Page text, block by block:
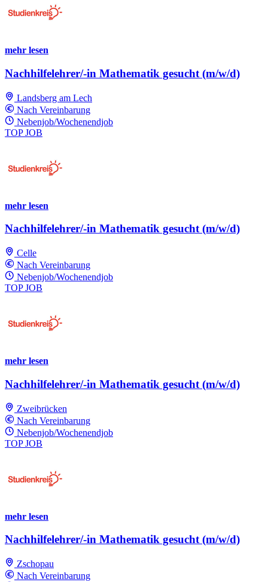
mehr lesen
Nachhilfelehrer/-in Mathematik gesucht (m/w/d)
Landsberg am Lech
Nach Vereinbarung
Nebenjob/Wochenendjob
TOP JOB
mehr lesen
Nachhilfelehrer/-in Mathematik gesucht (m/w/d)
Celle
Nach Vereinbarung
Nebenjob/Wochenendjob
TOP JOB
mehr lesen
Nachhilfelehrer/-in Mathematik gesucht (m/w/d)
Zweibrücken
Nach Vereinbarung
Nebenjob/Wochenendjob
TOP JOB
mehr lesen
Nachhilfelehrer/-in Mathematik gesucht (m/w/d)
Zschopau
Nach Vereinbarung